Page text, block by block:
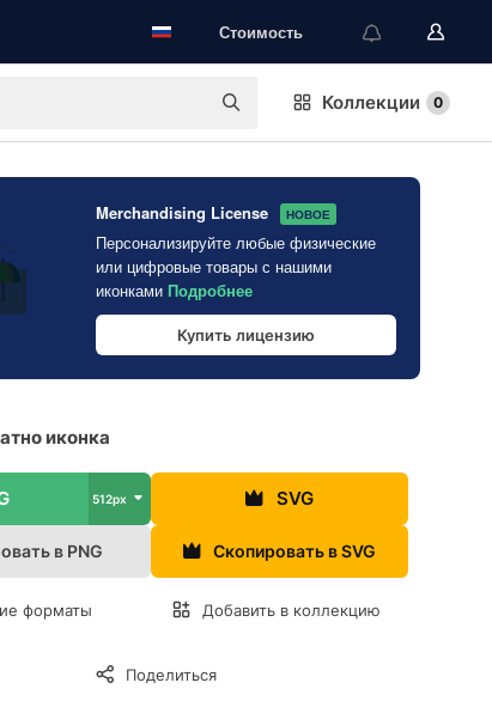
Стоимость
Коллекции 0
Merchandising License НОВОЕ
Персонализируйте любые физические
или цифровые товары с нашими
иконками Подробнее
Купить лицензию
иконка
512px SVG
в PNG Скопировать в SVG
форматы Добавить в коллекцию
Поделиться